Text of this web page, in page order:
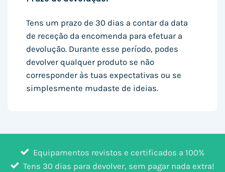
Tens um prazo de 30 dias a contar da data
de receção da encomenda para efetuar a
devolução. Durante esse período, podes
devolver qualquer produto se não
corresponder às tuas expectativas ou se
simplesmente mudaste de ideias.
Equipamentos revistos e certificados a 100%
Tens 30 dias para devolver, sem pagar nada extra!